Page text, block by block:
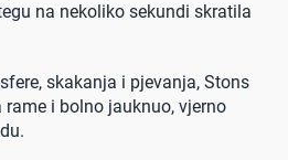
na nekoliko sekundi skratila
skakanja i pjevanja, Stons
i bolno jauknuo, vjerno